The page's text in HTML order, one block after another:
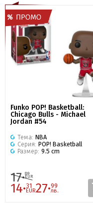
Funko POP! Basketball:
Chicago Bulls - Michael
Jordan #54
Тема: NBA
Серия: POP! Basketball
Размер: 9.5 cm
17·89
EUR
14·31
EUR27·99
лв.